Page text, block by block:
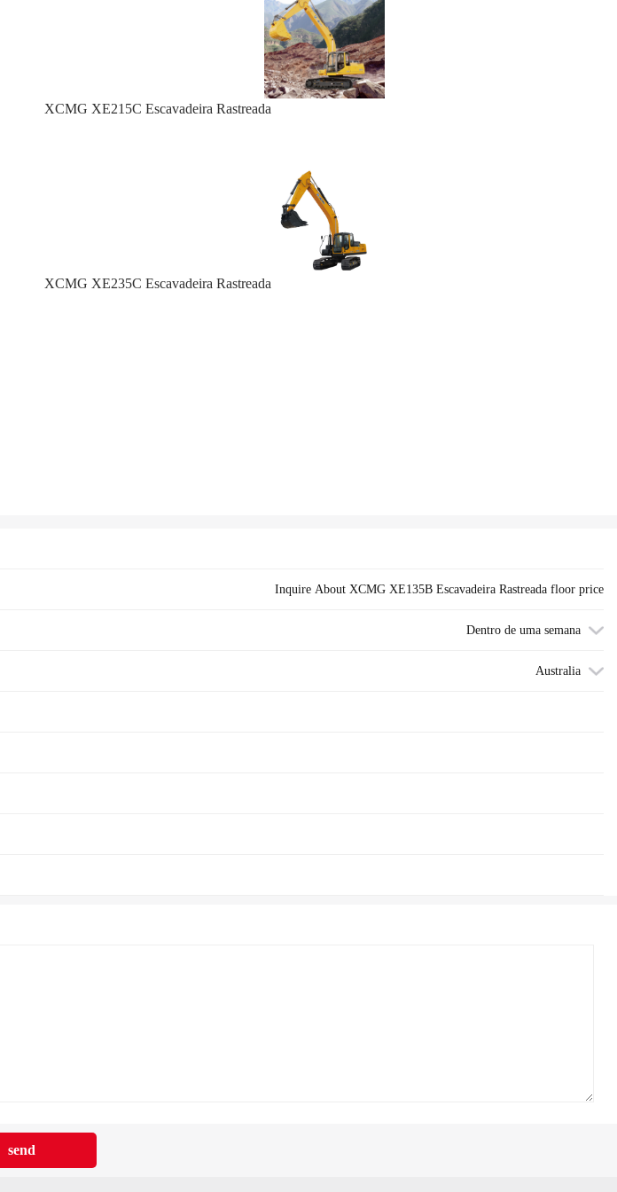
XCMG XE215C Escavadeira Rastreada
XCMG XE235C Escavadeira Rastreada
Inquire About XCMG XE135B Escavadeira Rastreada floor price
Dentro de uma semana
Australia